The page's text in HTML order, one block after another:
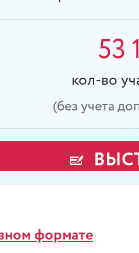
53
кол-во
(без учета
формате